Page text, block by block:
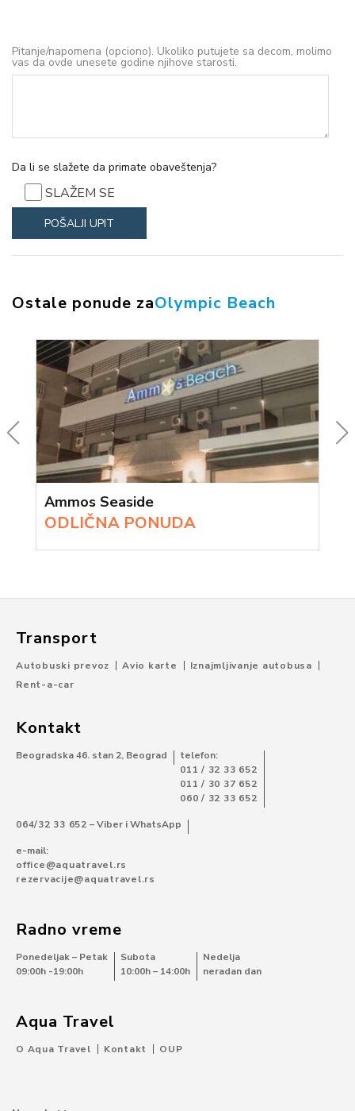
Pitanje/napomena (opciono). Ukoliko putujete sa decom, molimo
vas da ovde unesete godine njihove starosti.
Da li se slažete da primate obaveštenja?
SLAŽEM SE
Ostale ponude zaOlympic Beach
Ammos Seaside
ODLIČNA PONUDA
Transport
Autobuski prevoz Avio karte
Iznajmljivanje autobusa
Rent-a-car
Kontakt
Beogradska 46. stan 2, Beograd
telefon:
011 / 32 33 652
011 / 30 37 652
060 / 32 33 652
064/32 33 652 – Viber i WhatsApp
e-mail:
office@aquatravel.rs
rezervacije@aquatravel.rs
Radno vreme
Ponedeljak – Petak
09:00h -19:00h
Subota
10:00h – 14:00h
Nedelja
neradan dan
Aqua Travel
O Aqua Travel Kontakt OUP